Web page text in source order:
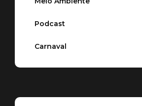
Podcast
Carnaval